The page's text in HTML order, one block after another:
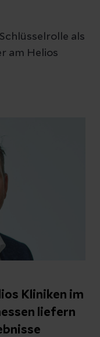
als
am Helios
Kliniken im
liefern